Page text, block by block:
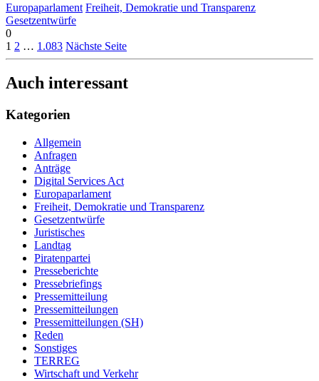
Europaparlament Freiheit, Demokratie und Transparenz
Gesetzentwürfe
0
1 2 … 1.083 Nächste Seite
Auch interessant
Kategorien
Allgemein
Anfragen
Anträge
Digital Services Act
Europaparlament
Freiheit, Demokratie und Transparenz
Gesetzentwürfe
Juristisches
Landtag
Piratenpartei
Presseberichte
Pressebriefings
Pressemitteilung
Pressemitteilungen
Pressemitteilungen (SH)
Reden
Sonstiges
TERREG
Wirtschaft und Verkehr